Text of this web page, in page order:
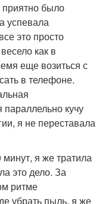
приятно было
успевала
это просто
как в
еще возиться с
в телефоне.
кучу
я не переставала
я же тратила
это дело. За
ритме
убрать пыль, я же